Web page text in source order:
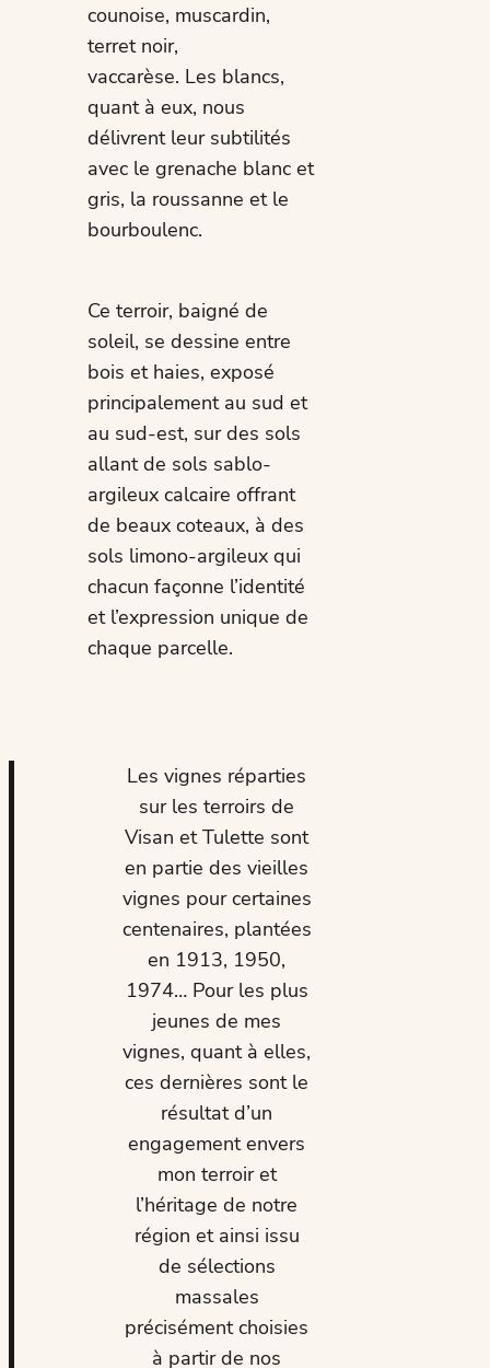
counoise, muscardin,
terret noir,
vaccarèse. Les blancs,
quant à eux, nous
délivrent leur subtilités
avec le grenache blanc et
gris, la roussanne et le
bourboulenc.
Ce terroir, baigné de
soleil, se dessine entre
bois et haies, exposé
principalement au sud et
au sud-est, sur des sols
allant de sols sablo-
argileux calcaire offrant
de beaux coteaux, à des
sols limono-argileux qui
chacun façonne l’identité
et l’expression unique de
chaque parcelle.
Les vignes réparties
sur les terroirs de
Visan et Tulette sont
en partie des vieilles
vignes pour certaines
centenaires, plantées
en 1913, 1950,
1974… Pour les plus
jeunes de mes
vignes, quant à elles,
ces dernières sont le
résultat d’un
engagement envers
mon terroir et
l’héritage de notre
région et ainsi issu
de sélections
massales
précisément choisies
à partir de nos